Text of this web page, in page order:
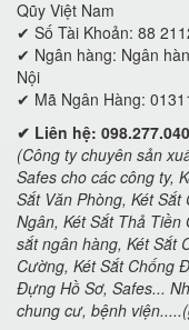
Qũy Việt Nam
✔ Số Tài Khoản: 88
✔ Ngân hàng: Ngân
Nội
✔ Mã Ngân Hàng:
✔ Liên hệ:
(Công ty chuyên sản
Safes cho các công ty,
Sắt Văn Phòng, Két Sắt
Ngân, Két Sắt Thả Tiền
sắt ngân hàng, Két Sắt
Cường, Két Sắt Chống
Đựng Hồ Sơ, Safes...
chung cư, bệnh